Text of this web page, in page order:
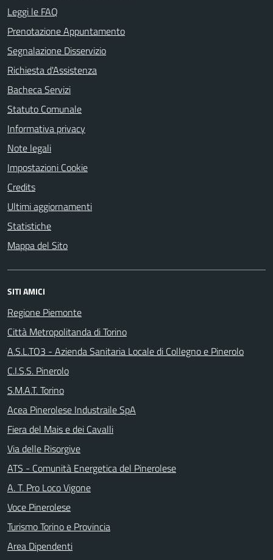
Leggi le FAQ
Prenotazione Appuntamento
Segnalazione Disservizio
Richiesta d'Assistenza
Bacheca Servizi
Statuto Comunale
Informativa privacy
Note legali
Impostazioni Cookie
Credits
Ultimi aggiornamenti
Statistiche
Mappa del Sito
SITI AMICI
Regione Piemonte
Città Metropolitanda di Torino
A.S.L.TO3 - Azienda Sanitaria Locale di Collegno e Pinerolo
C.I.S.S. Pinerolo
S.M.A.T. Torino
Acea Pinerolese Industraile SpA
Fiera del Mais e dei Cavalli
Via delle Risorgive
ATS - Comunità Energetica del Pinerolese
A. T. Pro Loco Vigone
Voce Pinerolese
Turismo Torino e Provincia
Area Dipendenti